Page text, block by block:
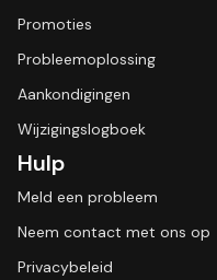
Promoties
Probleemoplossing
Aankondigingen
Wijzigingslogboek
Hulp
Meld een probleem
Neem contact met ons op
Privacybeleid